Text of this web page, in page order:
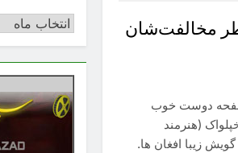
مخالفت‌شان
صفحه دوست خوب
(هنرمند
زیبا افغان ها.
بایگانی
اساس
تقویم
میلادی